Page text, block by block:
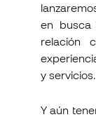
en busca
relación
y servicios.
Y aún